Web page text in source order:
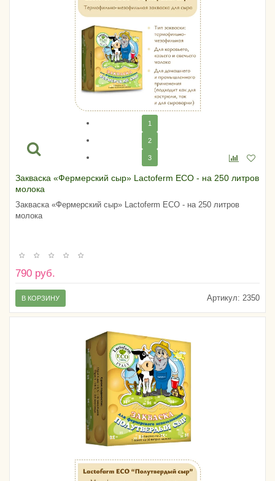
1
2
3
Закваска «Фермерский сыр» Lactoferm ECO - на 250 литров
молока
Закваска «Фермерский сыр» Lactoferm ECO - на 250 литров
молока
790 руб.
Артикул: 2350
В КОРЗИНУ